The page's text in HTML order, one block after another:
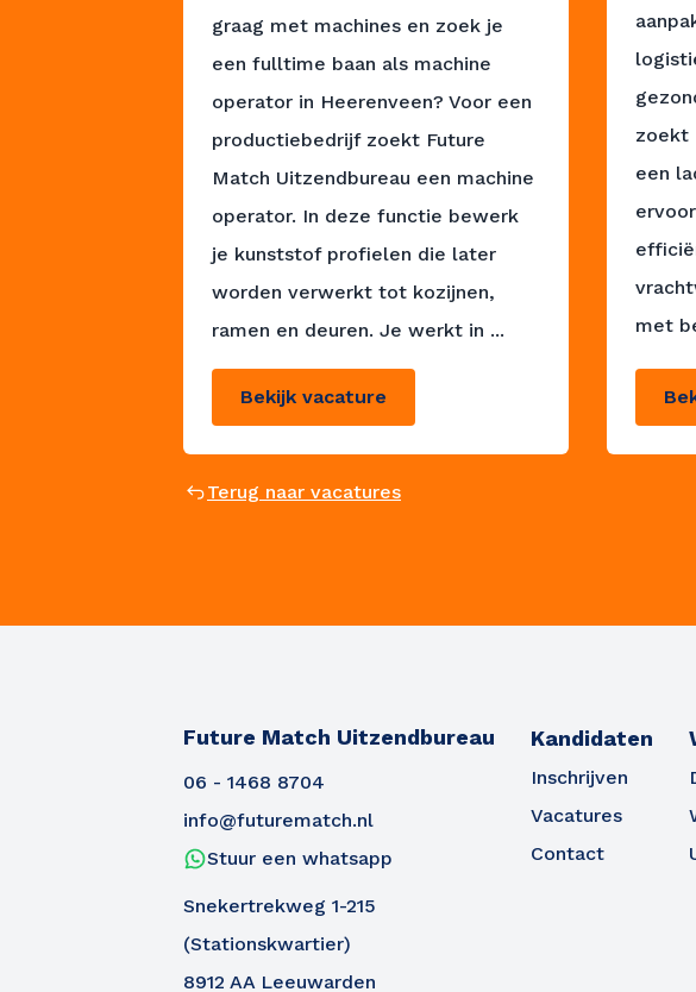
graag met machines en zoek je
een fulltime baan als machine
operator in Heerenveen? Voor een
productiebedrijf zoekt Future
Match Uitzendbureau een machine
operator. In deze functie bewerk
je kunststof profielen die later
worden verwerkt tot kozijnen,
ramen en deuren. Je werkt in ...
Bekijk vacature
zoekt
een
met
Terug naar vacatures
Future Match Uitzendbureau
06 - 1468 8704
info@futurematch.nl
Stuur een whatsapp
Snekertrekweg 1-215
(Stationskwartier)
8912 AA Leeuwarden
Kandidaten
Inschrijven
Vacatures
Contact